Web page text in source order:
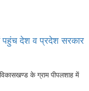
पहुंच देश व प्रदेश सरकार
के ग्राम पीपलशाह में